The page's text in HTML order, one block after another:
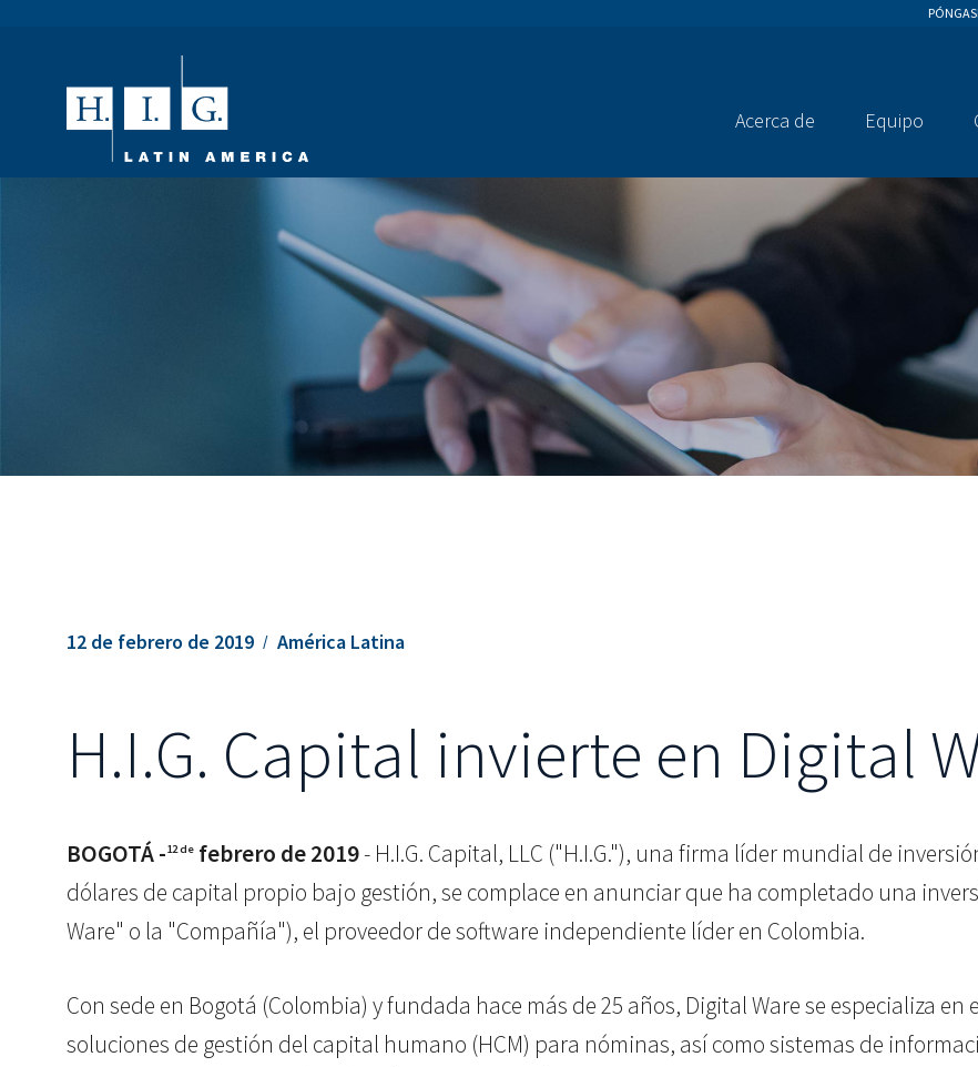
Acerca de Equipo
12 de febrero de 2019 América Latina
H.I.G. Capital invierte en Digital
BOGOTÁ -12 de febrero de 2019- H.I.G. Capital, LLC ("H.I.G."), una firma líder mundial de
dólares de capital propio bajo gestión, se complace en anunciar que ha completado una
Ware" o la "Compañía"), el proveedor de software independiente líder en Colombia.
Con sede en Bogotá (Colombia) y fundada hace más de 25 años, Digital Ware se especializa en
soluciones de gestión del capital humano (HCM) para nóminas, así como sistemas de